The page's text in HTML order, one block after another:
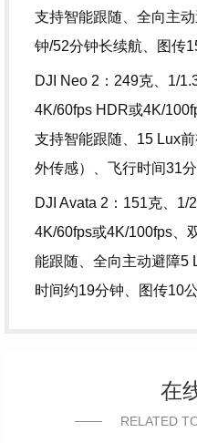
支持智能跟随、全向主
钟/52分钟长续航、图传
DJI Neo 2：249克、1/
4K/60fps HDR或4K/
支持智能跟随、15 Lux
外传感）、飞行时间31
DJI Avata 2：151克、1/
4K/60fps或4K/100fps、
能跟随、全向主动避障5
时间约19分钟、图传10
在
RELATED